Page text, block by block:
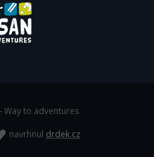
Way to adventures
navrhnul drdek.cz